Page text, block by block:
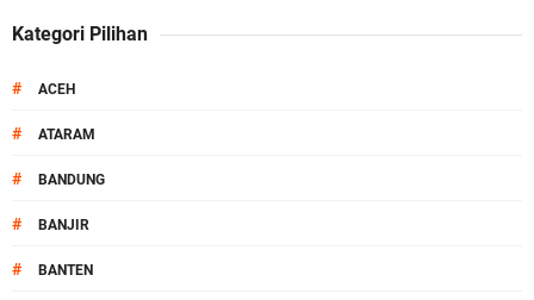
Kategori Pilihan
# ACEH
# ATARAM
# BANDUNG
# BANJIR
# BANTEN